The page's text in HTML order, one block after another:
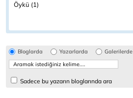
Öykü (1)
Bloglarda Yazarlarda Galerilerde
Sadece bu yazarın bloglarında ara